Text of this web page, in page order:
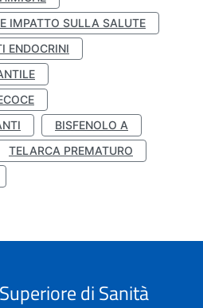
IMPATTO SULLA SALUTE
ENDOCRINI
BISFENOLO A
TELARCA PREMATURO
di Sanità